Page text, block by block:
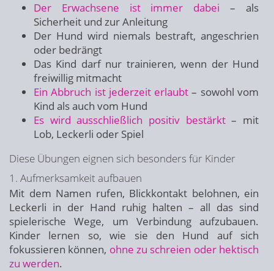
Der Erwachsene ist immer dabei – als
Sicherheit und zur Anleitung
Der Hund wird niemals bestraft, angeschrien
oder bedrängt
Das Kind darf nur trainieren, wenn der Hund
freiwillig mitmacht
Ein Abbruch ist jederzeit erlaubt – sowohl vom
Kind als auch vom Hund
Es wird ausschließlich positiv bestärkt– mit
Lob, Leckerli oder Spiel
Diese Übungen eignen sich besonders für Kinder
1. Aufmerksamkeit aufbauen
Mit dem Namen rufen, Blickkontakt belohnen, ein
Leckerli in der Hand ruhig halten – all das sind
spielerische Wege, um Verbindung aufzubauen.
Kinder lernen so, wie sie den Hund auf sich
fokussieren können, ohne zu schreien oder hektisch
zu werden.